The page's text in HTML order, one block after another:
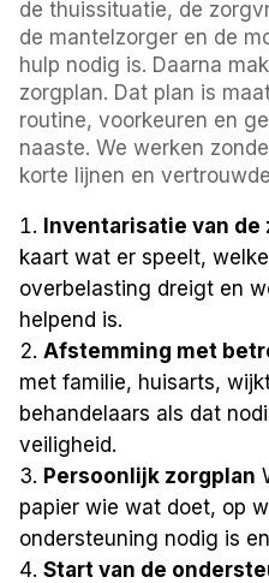
de thuissituatie, de
de mantelzorger en de
hulp nodig is. Daarna
zorgplan. Dat plan is
routine, voorkeuren en
naaste. We werken
korte lijnen en
Inventarisatie van de
kaart wat er speelt,
overbelasting dreigt en
helpend is.
Afstemming met
met familie, huisarts,
behandelaars als dat
veiligheid.
Persoonlijk zorgplan
papier wie wat doet, op
ondersteuning nodig is
Start van de